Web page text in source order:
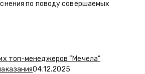
по поводу совершаемых
топ-менеджеров “Мечела”
04.12.2025